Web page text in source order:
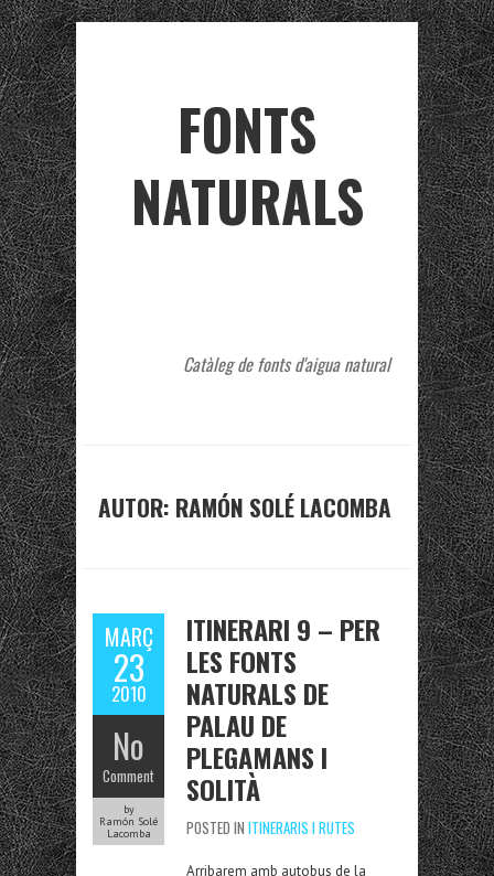
FONTS
NATURALS
Catàleg de fonts d'aigua natural
AUTOR: RAMÓN SOLÉ LACOMBA
MARÇ
23
2010
No
Comment
by
Ramón Solé
Lacomba
ITINERARI 9 – PER
LES FONTS
NATURALS DE
PALAU DE
PLEGAMANS I
SOLITÀ
POSTED IN ITINERARIS I RUTES
Arribarem amb autobus de la